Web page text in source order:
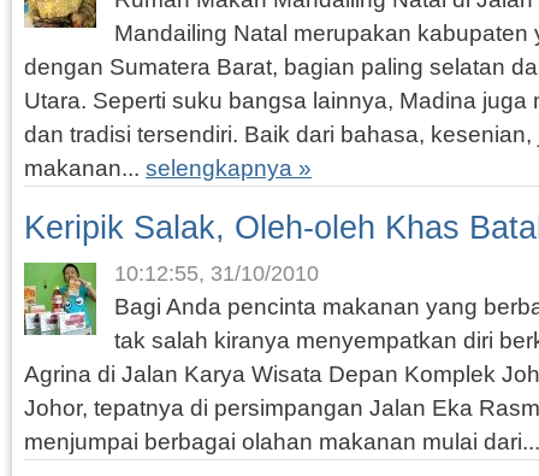
Mandailing Natal merupakan kabupaten
dengan Sumatera Barat, bagian paling selatan
Utara. Seperti suku bangsa lainnya, Madina juga
dan tradisi tersendiri. Baik dari bahasa, kesenian,
makanan... selengkapnya »
Keripik Salak, Oleh-oleh Khas
10:12:55, 31/10/2010
Bagi Anda pencinta makanan yang
tak salah kiranya menyempatkan diri
Agrina di Jalan Karya Wisata Depan Komplek
Johor, tepatnya di persimpangan Jalan Eka
menjumpai berbagai olahan makanan mulai